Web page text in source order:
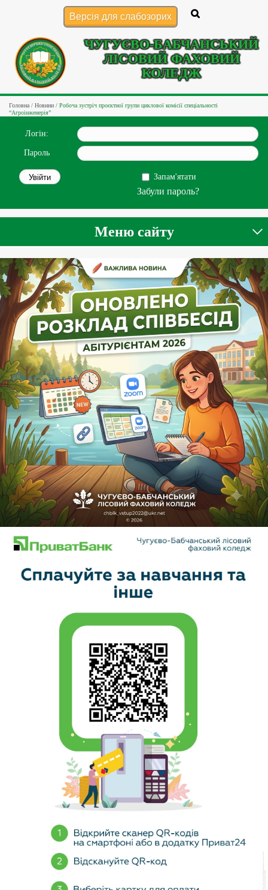
ЧУГУЄВО-БАБЧАНСЬКИЙ
ЛІСОВИЙ ФАХОВИЙ
КОЛЕДЖ
Версія для слабозорих
Головна / Новини / Робоча зустріч проєктної групи циклової комісії спеціальності
“Агроінженерія”
Логін:
Пароль
Запам'ятати
Забули пароль?
Меню сайту